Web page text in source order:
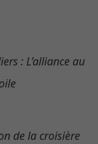
: L’alliance au
de la croisière